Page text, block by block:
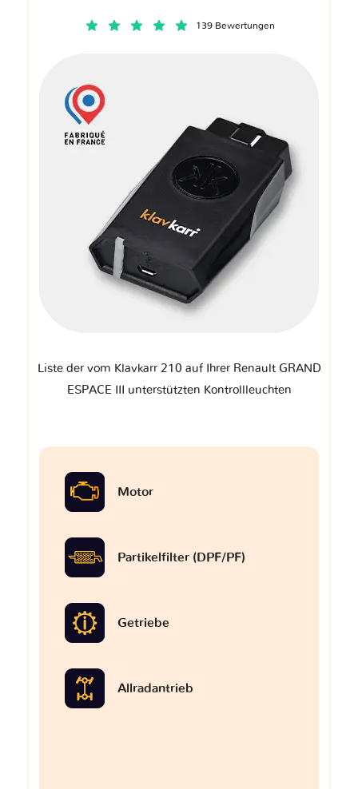
139 Bewertungen
Liste der vom Klavkarr 210 auf Ihrer Renault GRAND
ESPACE III unterstützten Kontrollleuchten
Motor
Partikelfilter (DPF/PF)
Getriebe
Allradantrieb